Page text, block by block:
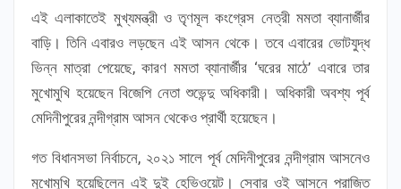
এই এলাকাতেই মুখ্যমন্ত্রী ও তৃণমূল কংগ্রেস নেত্রী মমতা ব্যানার্জীর
বাড়ি। তিনি এবারও লড়ছেন এই আসন থেকে। তবে এবারের ভোটযুদ্ধ
ভিন্ন মাত্রা পেয়েছে, কারণ মমতা ব্যানার্জীর ‘ঘরের মাঠে’ এবারে তার
মুখোমুখি হয়েছেন বিজেপি নেতা শুভেন্দু অধিকারী। অধিকারী অবশ্য পূর্ব
মেদিনীপুরের নন্দীগ্রাম আসন থেকেও প্রার্থী হয়েছেন।
গত বিধানসভা নির্বাচনে, ২০২১ সালে পূর্ব মেদিনীপুরের নন্দীগ্রাম আসনেও
মুখোমুখি হয়েছিলেন এই দুই হেভিওয়েট। সেবার ওই আসনে পরাজিত